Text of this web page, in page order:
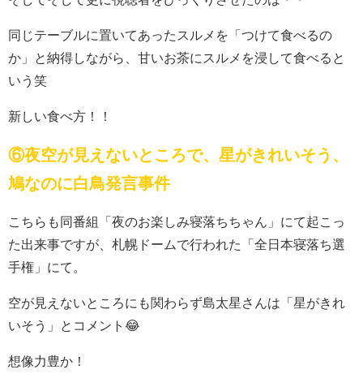
同じテーブルに置いてあったスルメを「つけて食べるの
か」と納得しながら、甘いお茶にスルメを浸して食べると
いう笑
新しい食べ方！！
⑥夜空が見えないところで、星がきれいそう、
鳩なのに白鳥発言事件
こちらも同番組「夜のお楽しみ寝落ちちゃん」にて起こっ
た出来事ですが、札幌ドームで行われた「全日本寝落ち選
手権」にて。
空が見えないところにも関わらず島太星さんは「星がきれ
いそう」とコメント😂
想像力豊か！